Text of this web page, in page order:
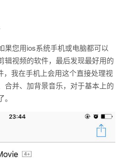
果您用ios系统手机或电脑都可以
辑视频的软件，最后发现最好用的
，我在手机上会用这个直接处理视
合并、加背景音乐，对于基本上的